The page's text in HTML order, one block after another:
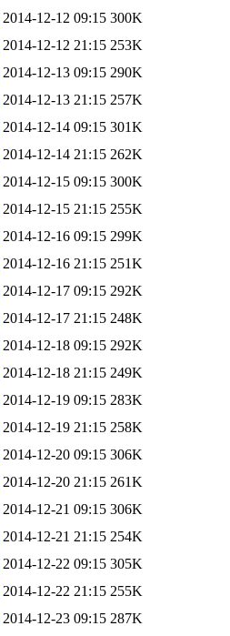
2014-12-12 09:15 300K
2014-12-12 21:15 253K
2014-12-13 09:15 290K
2014-12-13 21:15 257K
2014-12-14 09:15 301K
2014-12-14 21:15 262K
2014-12-15 09:15 300K
2014-12-15 21:15 255K
2014-12-16 09:15 299K
2014-12-16 21:15 251K
2014-12-17 09:15 292K
2014-12-17 21:15 248K
2014-12-18 09:15 292K
2014-12-18 21:15 249K
2014-12-19 09:15 283K
2014-12-19 21:15 258K
2014-12-20 09:15 306K
2014-12-20 21:15 261K
2014-12-21 09:15 306K
2014-12-21 21:15 254K
2014-12-22 09:15 305K
2014-12-22 21:15 255K
2014-12-23 09:15 287K